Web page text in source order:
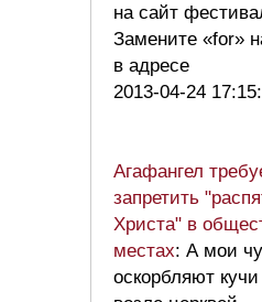
на сайт
Замените «for»
в адресе
2013-04-24
Агафангел
запретить
Христа" в
местах: А мои
оскорбляют